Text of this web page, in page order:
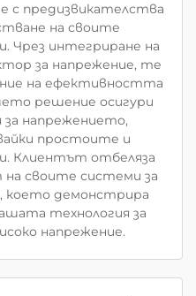
с предизвикателства
на своите
Чрез интегриране на
за напрежение, те
на ефективността
решение осигури
за напрежението,
простоите и
Клиентът отбеляза
своите системи за
което демонстрира
технология за
напрежение.